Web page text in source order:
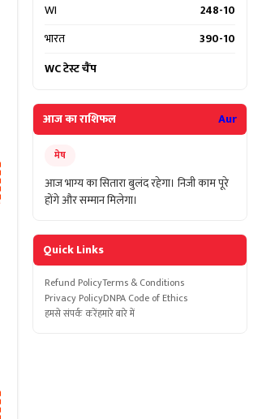
WI
248-10
भारत
390-10
WC टेस्ट चैंप
आज का राशिफल Aur
मेष
आज भाग्य का सितारा बुलंद रहेगा। निजी काम पूरे
होंगे और सम्मान मिलेगा।
Quick Links
Refund PolicyTerms & Conditions
Privacy PolicyDNPA Code of Ethics
हमसे संपर्क करेंहमारे बारे में